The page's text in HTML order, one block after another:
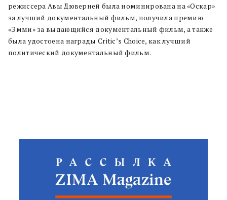
режиссера Авы Дюверней была номинирована на «Оскар»
за лучший документальный фильм, получила премию
«Эмми» за выдающийся документальный фильм, а также
была удостоена награды Critic’s Choice, как лучший
политический документальный фильм.